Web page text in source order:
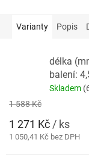
hvězdiček.
Varianty Popis
délka
balení:
Skladem
1 588 Kč
1 271 Kč/ ks
1 050,41 Kč bez DPH